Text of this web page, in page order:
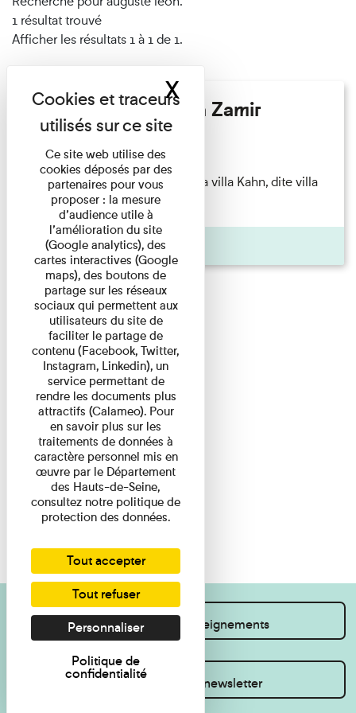
1 résultat trouvé
Afficher les résultats 1 à 1 de 1.
Hélène Gaudy - Villa Zamir
Lecture
couchant) [Angle nord-est de la villa Kahn, dite villa
Zamir et lumières du ...
Pages
Je souhaite des renseignements
Inscrivez-vous à la newsletter
Ce site web utilise des
cookies déposés par des
partenaires pour vous
proposer : la mesure
d’audience utile à
l’amélioration du site
(Google analytics), des
cartes interactives (Google
maps), des boutons de
partage sur les réseaux
sociaux qui permettent aux
utilisateurs du site de
faciliter le partage de
contenu (Facebook, Twitter,
Instagram, Linkedin), un
service permettant de
rendre les documents plus
attractifs (Calameo). Pour
en savoir plus sur les
traitements de données à
caractère personnel mis en
œuvre par le Département
des Hauts-de-Seine,
consultez notre politique de
protection des données.
Tout accepter
Tout refuser
Personnaliser
Politique de
confidentialité
XMasquer le